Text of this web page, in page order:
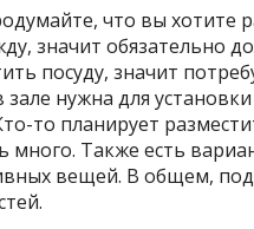
что вы хотите
значит обязательно
посуду, значит
нужна для
то планирует
Также есть
вещей. В общем,